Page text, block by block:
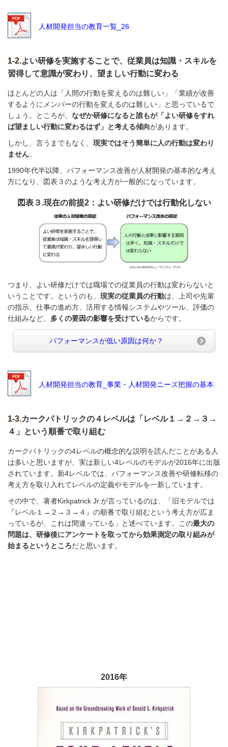
人材開発担当の教育一覧_26
1-2.よい研修を実施することで、従業員は知識・スキルを
習得して意識が変わり、望ましい行動に変わる
ほとんどの人は「人間の行動を変えるのは難しい」「業績が改善
するようにメンバーの行動を変えるのは難しい」と思っているで
しょう。ところが、 なぜか研修になると誰もが「よい研修をすれ
ば望ましい行動に変わるはず」と考える傾向があります。
しかし、言うまでもなく、 現実ではそう簡単に人の行動は変わり
ません。
1990年代半以降、パフォーマンス改善が人材開発の基本的な考え
方になり、図表３のような考え方が一般的になっています。
図表３.現在の前提2：よい研修だけでは行動化しない
つまり、よい研修だけでは職場での従業員の行動は変わらないと
いうことです。というのも、 現実の従業員の行動は、上司や先輩
の指示、仕事の進め方、活用する情報システムやツール、評価の
仕組みなど、 多くの要因の影響を受けているからです。
パフォーマンスが低い原因は何か？
人材開発担当の教育_事業・人材開発ニーズ把握の基本
1-3.カークパトリックの４レベルは「レベル１→２→３→
４」という順番で取り組む
カークパトリックの4レベルの概念的な説明を読んだことがある人
は多いと思いますが、実は新しい4レベルのモデルが2016年に出版
されています。新4レベルでは、パフォーマンス改善や研修転移の
考え方を取り入れてレベルの定義やモデルを一新しています。
その中で、著者Kirkpatrick Jr.が言っているのは、「旧モデルでは
『レベル１→２→３→４』の順番で取り組むという考え方が広ま
っているが、これは間違っている」と述べています。この最大の
問題は、研修後にアンケートを取ってから効果測定の取り組みが
始まるというところだと思います。
2016年